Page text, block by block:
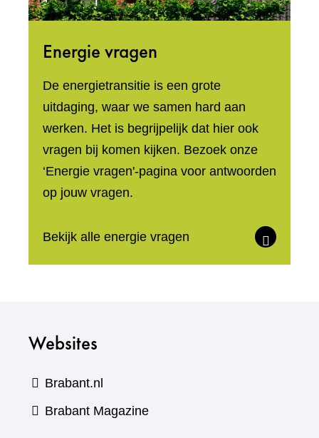
Energie vragen
De energietransitie is een grote
uitdaging, waar we samen hard aan
werken. Het is begrijpelijk dat hier ook
vragen bij komen kijken. Bezoek onze
‘Energie vragen'-pagina voor antwoorden
op jouw vragen.
Bekijk alle energie vragen
Websites
Brabant.nl
Brabant Magazine(verwijst